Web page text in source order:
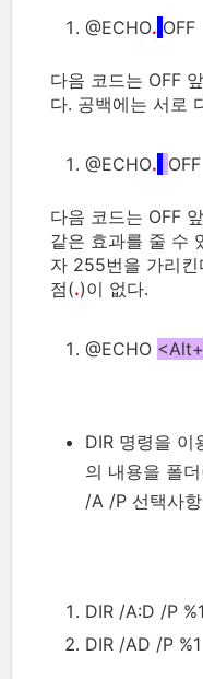
@ECHO. OFF
다음 코드는 OFF
다. 공백에는 서로
@ECHO. OFF
다음 코드는 OFF
같은 효과를 줄 수
자 255번을 가리
점(.)이 없다.
@ECHO
DIR 명령을 이
의 내용을 폴
/A /P 선택사
DIR /A:D /P %1
DIR /AD /P %1